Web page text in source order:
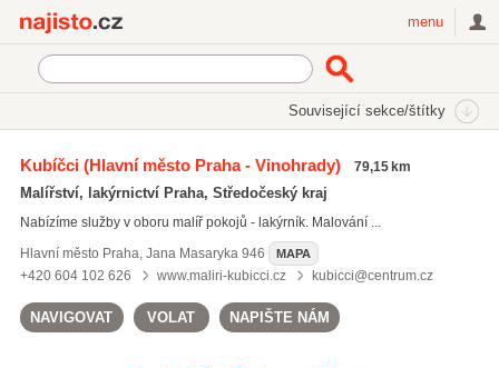
menu
Související sekce/štítky
lakýrnické práce(911)
pravidelný úklid(412)
Všechny související štítky
Kubíčci(Hlavní město Praha - Vinohrady) 79,15 km
Malířství, lakýrnictví Praha, Středočeský kraj
Nabízíme služby v oboru malíř pokojů - lakýrník. Malování ...
Hlavní město Praha, Jana Masaryka 946 MAPA
+420 604 102 626 www.maliri-kubicci.cz kubicci@centrum.cz
NAVIGOVAT VOLAT NAPIŠTE NÁM